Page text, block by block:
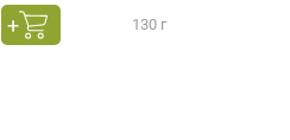
130 г